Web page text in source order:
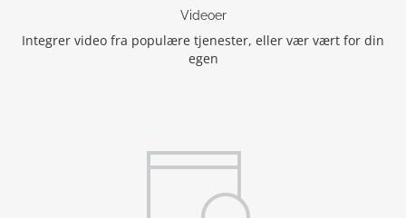
Videoer
Integrer video fra populære tjenester, eller vær vært for din
egen